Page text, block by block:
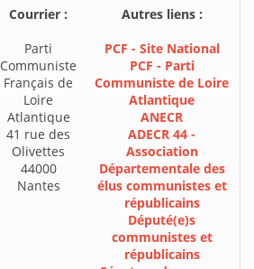
Courrier :
Parti
Communiste
Français de
Loire
Atlantique
41 rue des
Olivettes
44000
Nantes
Autres liens :
PCF - Site National
PCF - Parti
Communiste de Loire
Atlantique
ANECR
ADECR 44 -
Association
Départementale des
élus communistes et
républicains
Député(e)s
communistes et
républicains